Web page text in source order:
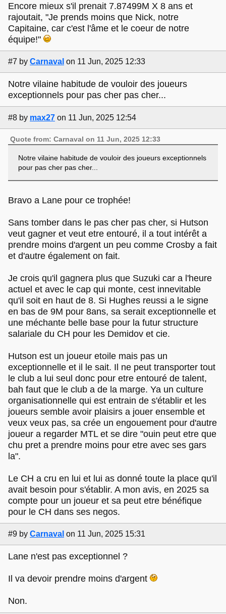
Encore mieux s'il prenait 7.87499M X 8 ans et
rajoutait, "Je prends moins que Nick, notre
Capitaine, car c'est l'âme et le coeur de notre
équipe!"
#7 by Carnaval on 11 Jun, 2025 12:33
Notre vilaine habitude de vouloir des joueurs
exceptionnels pour pas cher pas cher...
#8 by max27 on 11 Jun, 2025 12:54
Quote from: Carnaval on 11 Jun, 2025 12:33
Notre vilaine habitude de vouloir des joueurs exceptionnels
pour pas cher pas cher...
Bravo a Lane pour ce trophée!
Sans tomber dans le pas cher pas cher, si Hutson
veut gagner et veut etre entouré, il a tout intérêt a
prendre moins d'argent un peu comme Crosby a fait
et d'autre également on fait.
Je crois qu'il gagnera plus que Suzuki car a l'heure
actuel et avec le cap qui monte, cest innevitable
qu'il soit en haut de 8. Si Hughes reussi a le signe
en bas de 9M pour 8ans, sa serait exceptionnelle et
une méchante belle base pour la futur structure
salariale du CH pour les Demidov et cie.
Hutson est un joueur etoile mais pas un
exceptionnelle et il le sait. Il ne peut transporter tout
le club a lui seul donc pour etre entouré de talent,
bah faut que le club a de la marge. Ya un culture
organisationnelle qui est entrain de s'établir et les
joueurs semble avoir plaisirs a jouer ensemble et
veux veux pas, sa crée un engouement pour d'autre
joueur a regarder MTL et se dire "ouin peut etre que
chu pret a prendre moins pour etre avec ses gars
la".
Le CH a cru en lui et lui as donné toute la place qu'il
avait besoin pour s'établir. A mon avis, en 2025 sa
compte pour un joueur et sa peut etre bénéfique
pour le CH dans ses negos.
#9 by Carnaval on 11 Jun, 2025 15:31
Lane n'est pas exceptionnel ?
Il va devoir prendre moins d'argent
Non.